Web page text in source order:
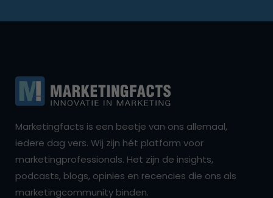
Marketingfacts is een beetje van ons allemaal,
iedere dag vers. Wij zijn hét platform voor
marketingprofessionals. Het zijn de insights,
podcasts, blogs, opinies en recencies die ons als
marketingcommunity binden.